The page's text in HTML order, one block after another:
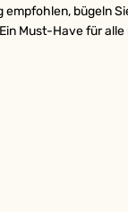
bügeln
Must-Have für